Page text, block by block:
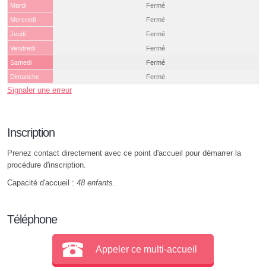
Mardi
Fermé
Mercredi
Fermé
Jeudi
Fermé
Vendredi
Fermé
Samedi
Fermé
Dimanche
Fermé
Signaler une erreur
Inscription
Prenez contact directement avec ce point d'accueil pour démarrer la
procédure d'inscription.
Capacité d'accueil : 48 enfants.
Téléphone
Appeler ce multi-accueil